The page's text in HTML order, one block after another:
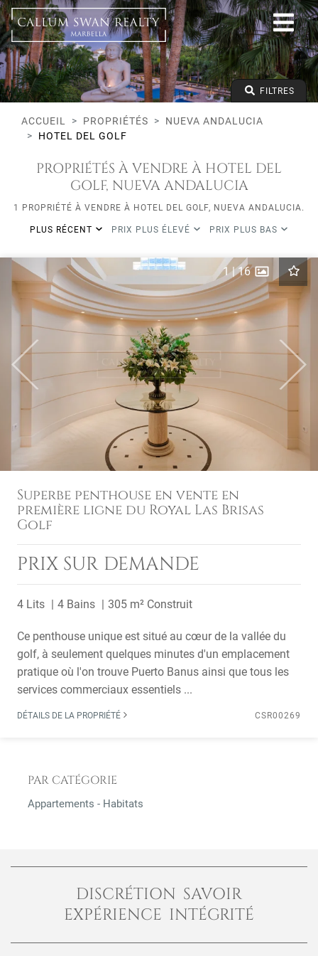
Tous les modes de vie
Nueva Andalucia
Hotel del Golf
Tous les types
Prix à partir de
Prix jusqu'à
Lits minimums FILTRES
ACCUEIL PROPRIÉTÉS
NUEVA ANDALUCIA
HOTEL DEL GOLF
PROPRIÉTÉS À VENDRE À HOTEL DEL
GOLF, NUEVA ANDALUCIA
1 PROPRIÉTÉ À VENDRE À HOTEL DEL GOLF, NUEVA ANDALUCIA.
PLUS RÉCENT PRIX PLUS ÉLEVÉ PRIX PLUS BAS
Previous Next
1|16
Superbe penthouse en vente en
première ligne du Royal Las Brisas
Golf
PRIX SUR DEMANDE
4 Lits 4 Bains 305 m² Construit
Ce penthouse unique est situé au cœur de la vallée du
golf, à seulement quelques minutes d'un emplacement
pratique où l'on trouve Puerto Banus ainsi que tous les
services commerciaux essentiels ...
DÉTAILS DE LA PROPRIÉTÉ CSR00269
PAR CATÉGORIE
Appartements - Habitats
DISCRÉTION SAVOIR
EXPÉRIENCE INTÉGRITÉ